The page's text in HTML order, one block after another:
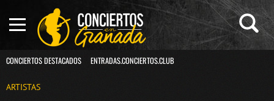
CONCIERTOS DESTACADOS ENTRADAS.CONCIERTOS.CLUB
ARTISTAS